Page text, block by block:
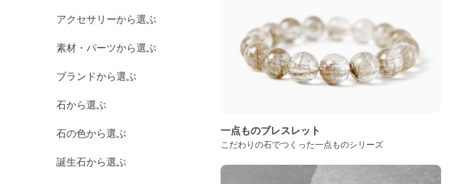
アクセサリーから選ぶ
素材・パーツから選ぶ
ブランドから選ぶ
石から選ぶ
石の色から選ぶ
誕生石から選ぶ
一点ものブレスレット
こだわりの石でつくった一点ものシリーズ